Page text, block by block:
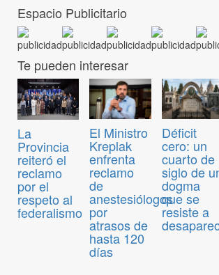
Espacio Publicitario
Te pueden interesar
La
Provincia
reiteró el
reclamo
por el
respeto al
federalismo
El Ministro
Kreplak
enfrenta
reclamo
de
anestesiólogos
por
atrasos de
hasta 120
días
Déficit
cero: un
cuarto de
siglo de
dogma
que se
resiste a